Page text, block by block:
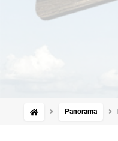
Panorama